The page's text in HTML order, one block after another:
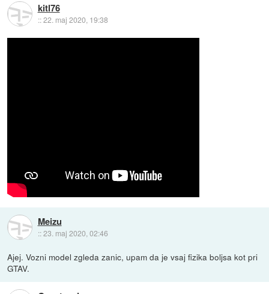
kitl76
::22. maj 2020, 19:38
Meizu
::23. maj 2020, 02:46
Ajej. Vozni model zgleda zanic, upam da je vsaj fizika boljsa kot pri
GTAV.